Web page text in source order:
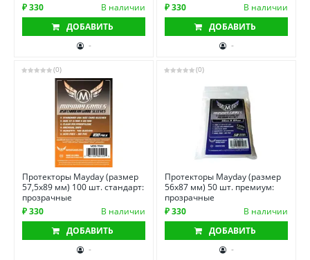
₽ 330
В наличии
ДОБАВИТЬ
-
₽ 330
В наличии
ДОБАВИТЬ
-
(0)
Протекторы Mayday (размер
57,5х89 мм) 100 шт. стандарт:
прозрачные
₽ 330
В наличии
ДОБАВИТЬ
-
(0)
Протекторы Mayday (размер
56х87 мм) 50 шт. премиум:
прозрачные
₽ 330
В наличии
ДОБАВИТЬ
-